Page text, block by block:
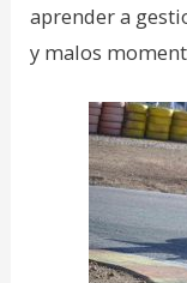
aprender a
y malos